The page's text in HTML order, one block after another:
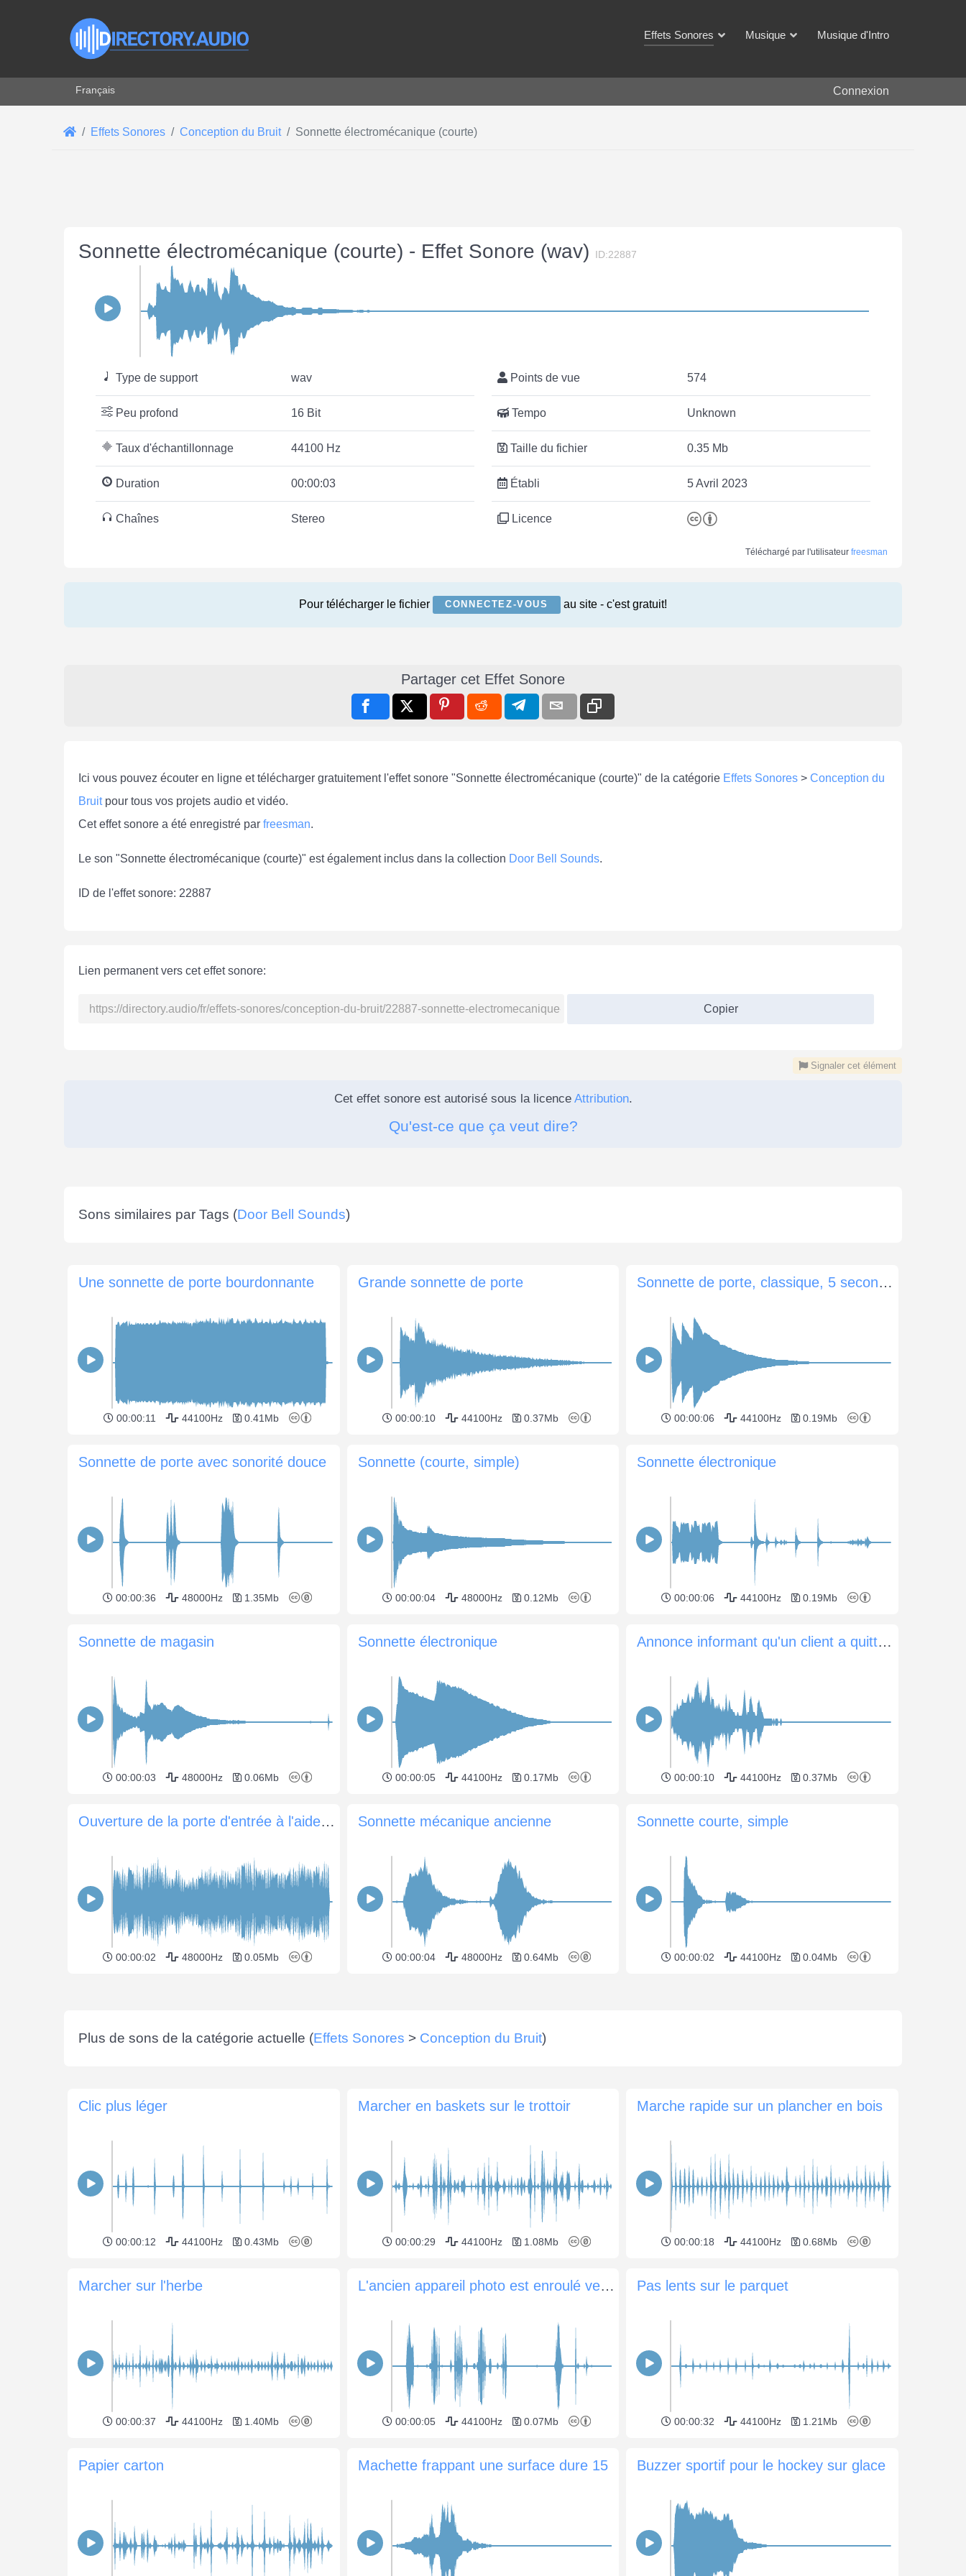
Effets Sonores Musique Musique d'Intro
Sélectionnez votre langue
Français Connexion
Effets Sonores Conception du Bruit Sonnette électromécanique (courte)
Sonnette électromécanique (courte) - Effet Sonore (wav) ID:22887
Type de support wav
Peu profond 16 Bit
Taux d'échantillonnage 44100 Hz
Duration 00:00:03
Chaînes Stereo
Points de vue 574
Tempo Unknown
Taille du fichier 0.35 Mb
Établi 5 Avril 2023
Licence
Téléchargé par l'utilisateur freesman
Pour télécharger le fichier CONNECTEZ-VOUS au site - c'est gratuit!
Partager cet Effet Sonore
Ici vous pouvez écouter en ligne et télécharger gratuitement l'effet sonore "Sonnette électromécanique (courte)" de la catégorie Effets Sonores > Conception du
Bruitpour tous vos projets audio et vidéo.
Cet effet sonore a été enregistré par freesman.
Le son "Sonnette électromécanique (courte)" est également inclus dans la collection Door Bell Sounds.
ID de l'effet sonore: 22887
Lien permanent vers cet effet sonore:
Copier
Signaler cet élément
Cet effet sonore est autorisé sous la licence Attribution.
Qu'est-ce que ça veut dire?
Sons similaires par Tags (Door Bell Sounds)
Une sonnette de porte bourdonnante
00:00:11 44100Hz 0.41Mb
Grande sonnette de porte
00:00:10 44100Hz 0.37Mb
Sonnette de porte, classique, 5 secondes
00:00:06 44100Hz 0.19Mb
Sonnette de porte avec sonorité douce
00:00:36 48000Hz 1.35Mb
Sonnette (courte, simple)
00:00:04 48000Hz 0.12Mb
Sonnette électronique
00:00:06 44100Hz 0.19Mb
Sonnette de magasin
00:00:03 48000Hz 0.06Mb
Sonnette électronique
00:00:05 44100Hz 0.17Mb
Annonce informant qu'un client a quitté le magasin
00:00:10 44100Hz 0.37Mb
Ouverture de la porte d'entrée à l'aide d'un buzzer
00:00:02 48000Hz 0.05Mb
Sonnette mécanique ancienne
00:00:04 48000Hz 0.64Mb
Sonnette courte, simple
00:00:02 44100Hz 0.04Mb
Plus de sons de la catégorie actuelle (Effets Sonores > Conception du Bruit)
Clic plus léger
00:00:12 44100Hz 0.43Mb
Marcher en baskets sur le trottoir
00:00:29 44100Hz 1.08Mb
Marche rapide sur un plancher en bois
00:00:18 44100Hz 0.68Mb
Marcher sur l'herbe
00:00:37 44100Hz 1.40Mb
L'ancien appareil photo est enroulé vers l'avant
00:00:05 44100Hz 0.07Mb
Pas lents sur le parquet
00:00:32 44100Hz 1.21Mb
Papier carton Machette frappant une surface dure 15 Buzzer sportif pour le hockey sur glace